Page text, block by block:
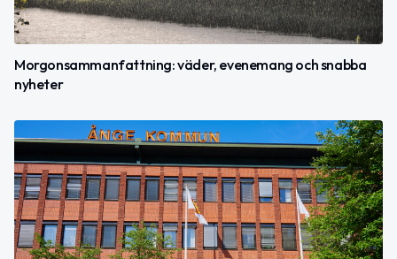
Morgonsammanfattning: väder, evenemang och snabba
nyheter